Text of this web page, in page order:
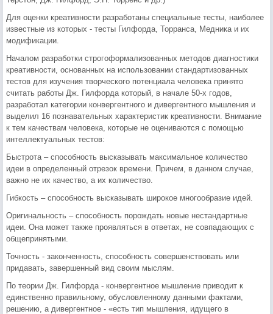
Для оценки креативности разработаны специальные тесты, наиболее
известные из которых - тесты Гилфорда, Торранса, Медника и их
модификации.
Началом разработки строгоформализованных методов диагностики
креативности, основанных на использовании стандартизованных
тестов для изучения творческого потенциала человека принято
считать работы Дж. Гилфорда который, в начале 50-х годов,
разработал категории конвергентного и дивергентного мышления и
выделил 16 познавательных характеристик креативности. Внимание
к тем качествам человека, которые не оцениваются с помощью
интеллектуальных тестов:
Быстрота – способность высказывать максимальное количество
идеи в определенный отрезок времени. Причем, в данном случае,
важно не их качество, а их количество.
Гибкость – способность высказывать широкое многообразие идей.
Оригинальность – способность порождать новые нестандартные
идеи. Она может также проявляться в ответах, не совпадающих с
общепринятыми.
Точность - законченность, способность совершенствовать или
придавать, завершенный вид своим мыслям.
По теории Дж. Гилфорда - конвергентное мышление приводит к
единственно правильному, обусловленному данными фактами,
решению, а дивергентное - «есть тип мышления, идущего в